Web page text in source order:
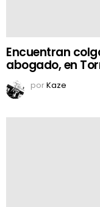
Encuentran
abogado, en
porKaze